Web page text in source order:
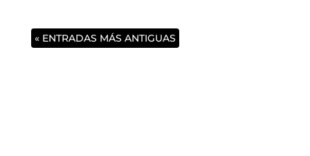
« ENTRADAS MÁS ANTIGUAS